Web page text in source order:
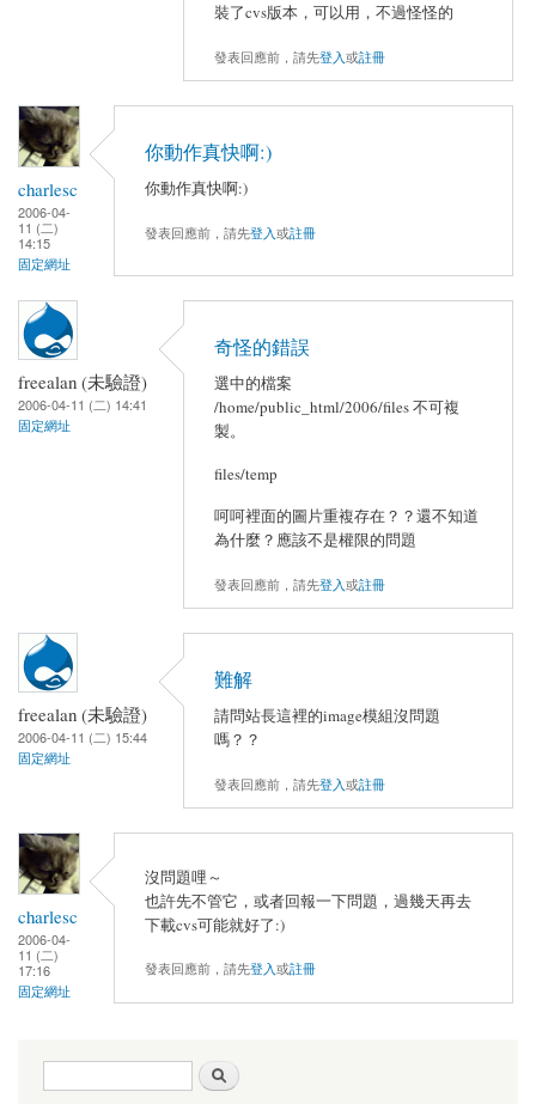
裝了cvs版本，可以用，不過怪怪的
發表回應前，請先登入或註冊
charlesc
2006-04-
11 (二)
14:15
固定網址
你動作真快啊:)
你動作真快啊:)
發表回應前，請先登入或註冊
freealan (未驗證)
2006-04-11 (二) 14:41
固定網址
奇怪的錯誤
選中的檔案
/home/public_html/2006/files 不可複
製。
files/temp
呵呵裡面的圖片重複存在？？還不知道
為什麼？應該不是權限的問題
發表回應前，請先登入或註冊
freealan (未驗證)
2006-04-11 (二) 15:44
固定網址
難解
請問站長這裡的image模組沒問題
嗎？？
發表回應前，請先登入或註冊
charlesc
2006-04-
11 (二)
17:16
固定網址
沒問題哩～
也許先不管它，或者回報一下問題，過幾天再去
下載cvs可能就好了:)
發表回應前，請先登入或註冊
搜尋表單